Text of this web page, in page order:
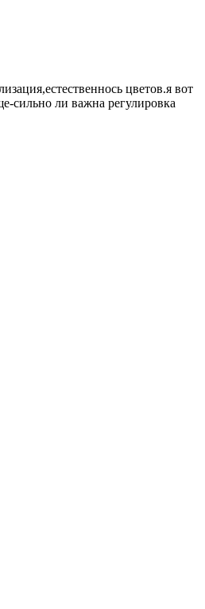
цветов.я вот
сильно ли важна регулировка